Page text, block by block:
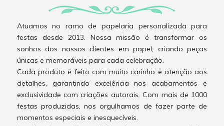
Atuamos no ramo de papelaria personalizada para
festas desde 2013. Nossa missão é transformar os
sonhos dos nossos clientes em papel, criando peças
únicas e memoráveis para cada celebração.
Cada produto é feito com muito carinho e atenção aos
detalhes, garantindo excelência nos acabamentos e
exclusividade com criações autorais. Com mais de 1000
festas produzidas, nos orgulhamos de fazer parte de
momentos especiais e inesquecíveis.